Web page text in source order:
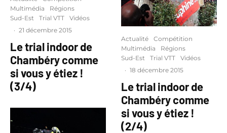
Multimédia
Régions
Sud-Est
Trial VTT
Vidéos
· 21 décembre 2015
Le trial indoor de
Chambéry comme
si vous y étiez !
(3/4)
Actualité
Compétition
Multimédia
Régions
Sud-Est
Trial VTT
Vidéos
· 18 décembre 2015
Le trial indoor de
Chambéry comme
si vous y étiez !
(2/4)